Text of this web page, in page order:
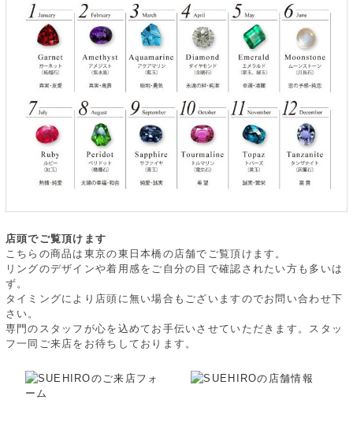
店頭でご覧頂けます
こちらの商品は東京の東日本橋の店舗でご覧頂けます。
リングのデザインや着用感をご自分の目で確認されたい方も多いは
ず。
タイミングにより店頭に無い場合もございますのでお問い合わせ下
さい。
専門のスタッフが心を込めてお手伝いさせていただきます。スタッ
フ一同ご来店をお待ちしております。